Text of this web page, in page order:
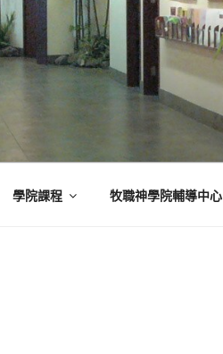
學院課程 牧職神學院輔導中心